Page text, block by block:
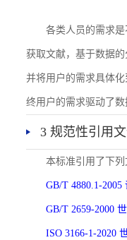
各类人员的需求
获取文献，基于数据
并将用户的需求具体
终用户的需求驱动了
3 规范性引用
本标准引用了下
GB/T 4880.1-
GB/T 2659-2000
ISO 3166-1-2020